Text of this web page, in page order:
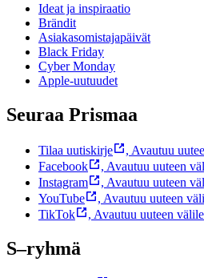
Ideat ja inspiraatio
Brändit
Asiakasomistajapäivät
Black Friday
Cyber Monday
Apple-uutuudet
Seuraa Prismaa
Tilaa uutiskirje , Avautuu
Facebook
, Avautuu uuteen
Instagram
, Avautuu uuteen
YouTube
, Avautuu uuteen
TikTok
, Avautuu uuteen
S–ryhmä